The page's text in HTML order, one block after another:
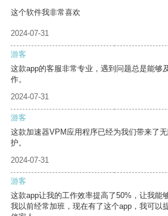
这个软件我非常喜欢
2024-07-31
游客
这款app的客服非常专业，遇到问题总是能够
作。
2024-07-31
游客
这款加速器VPM应用程序已经为我们带来了
护。
2024-07-31
游客
这款app让我的工作效率提高了50%，让我能
我以前经常加班，现在有了这个app，我可以